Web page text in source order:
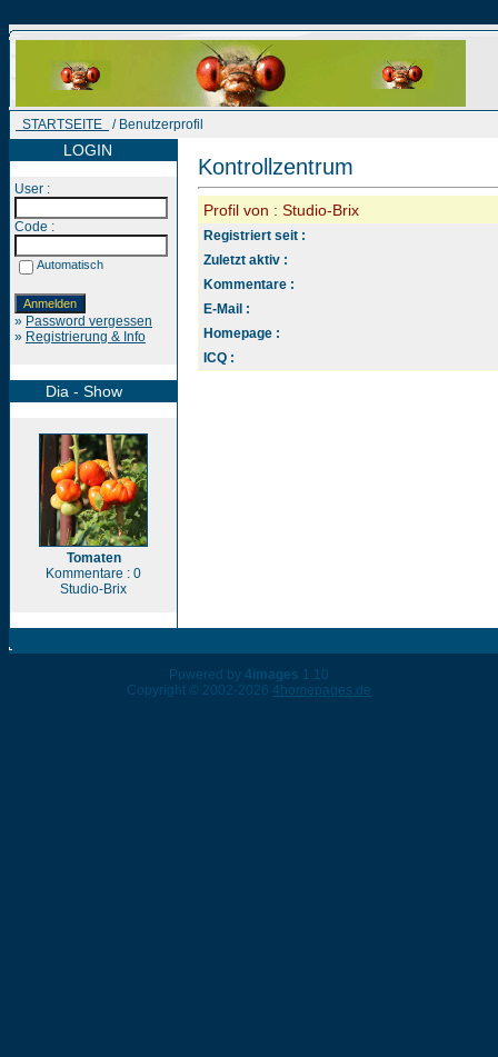
STARTSEITE / Benutzerprofil
LOGIN
User :
Code :
Automatisch
» Password vergessen
» Registrierung & Info
Dia - Show
Tomaten
Kommentare : 0
Studio-Brix
Kontrollzentrum
Profil von : Studio-Brix
Registriert seit :
Zuletzt aktiv :
Kommentare :
E-Mail :
Homepage :
ICQ :
Powered by 4images 1.10
Copyright © 2002-2026 4homepages.de